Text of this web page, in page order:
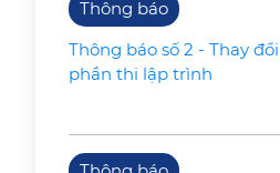
Thông báo
Thông báo số 2 - Thay
phần thi lập trình